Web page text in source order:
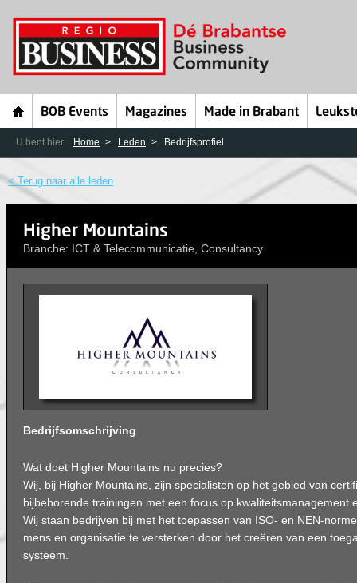
BOB Events Magazines Made in Brabant
U bent hier: Home Leden Bedrijfsprofiel
< Terug naar alle leden
Higher Mountains
Branche: ICT & Telecommunicatie, Consultancy
Bedrijfsomschrijving
Wat doet Higher Mountains nu precies?
Wij, bij Higher Mountains, zijn specialisten op het gebied van
bijbehorende trainingen met een focus op kwaliteitsmanagement
Wij staan bedrijven bij met het toepassen van ISO- en NEN-
mens en organisatie te versterken door het creëren van een
systeem.